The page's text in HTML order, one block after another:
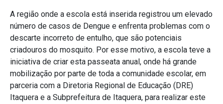
A região onde a escola está inserida registrou um elevado
número de casos de Dengue e enfrenta problemas com o
descarte incorreto de entulho, que são potenciais
criadouros do mosquito. Por esse motivo, a escola teve a
iniciativa de criar esta passeata anual, onde há grande
mobilização por parte de toda a comunidade escolar, em
parceria com a Diretoria Regional de Educação (DRE)
Itaquera e a Subprefeitura de Itaquera, para realizar este